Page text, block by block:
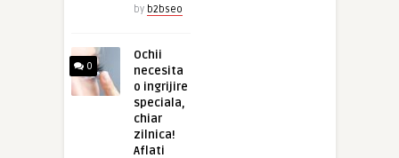
by b2bseo
0
Ochii
necesita
o ingrijire
speciala,
chiar
zilnica!
Aflati